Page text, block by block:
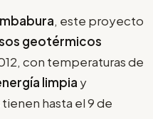
, este proyecto
geotérmicos
con temperaturas de
limpia y
hasta el 9 de